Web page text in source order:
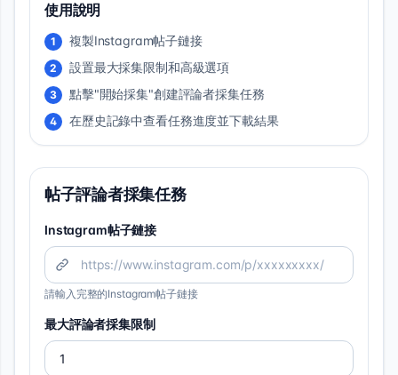
使用說明
1 複製Instagram帖子鏈接
2 設置最大採集限制和高級選項
3 點擊"開始採集"創建評論者採集任務
4 在歷史記錄中查看任務進度並下載結果
帖子評論者採集任務
Instagram帖子鏈接
請輸入完整的Instagram帖子鏈接
最大評論者採集限制